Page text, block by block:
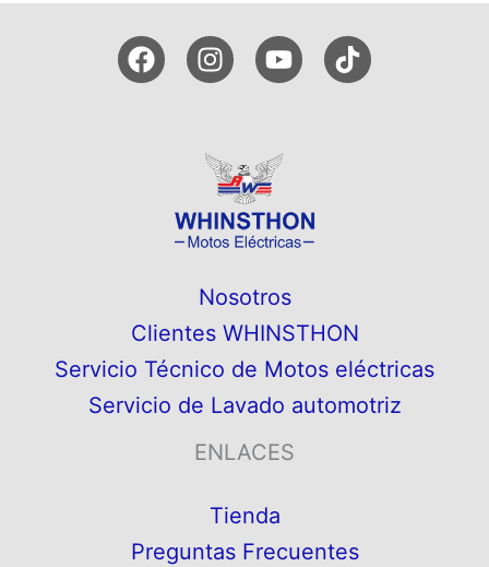
Nosotros
Clientes WHINSTHON
Servicio Técnico de Motos eléctricas
Servicio de Lavado automotriz
ENLACES
Tienda
Preguntas Frecuentes